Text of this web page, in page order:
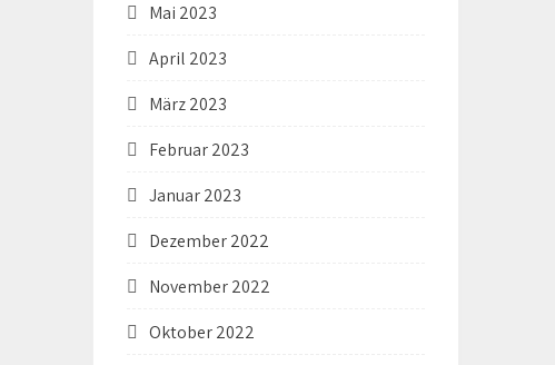
Mai 2023
April 2023
März 2023
Februar 2023
Januar 2023
Dezember 2022
November 2022
Oktober 2022